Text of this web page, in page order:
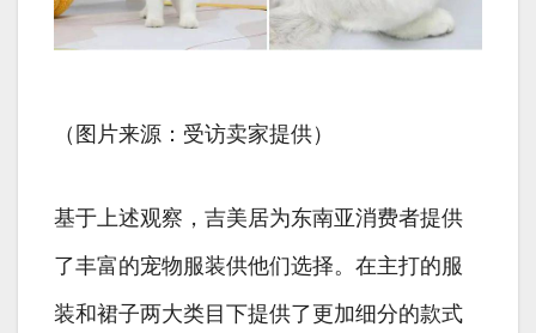
（图片来源：受访卖家提供）
基于上述观察，吉美居为东南亚消费者提供
了丰富的宠物服装供他们选择。在主打的服
装和裙子两大类目下提供了更加细分的款式